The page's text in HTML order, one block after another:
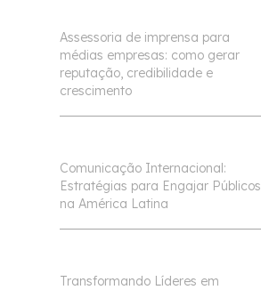
Assessoria de imprensa para
médias empresas: como gerar
reputação, credibilidade e
crescimento
Comunicação Internacional:
Estratégias para Engajar Públicos
na América Latina
Transformando Líderes em